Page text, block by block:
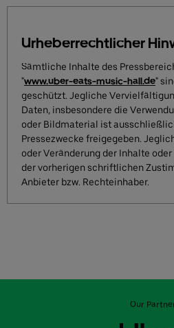
Urheberrechtlicher
Sämtliche Inhalte des
"www.uber-eats-music-hall.de"
geschützt. Jegliche
Daten, insbesondere die
oder Bildmaterial ist
Pressezwecke freigegeben.
oder Veränderung der Inhalte
der vorherigen schriftlichen
Anbieter bzw. Rechteinhaber.
Our